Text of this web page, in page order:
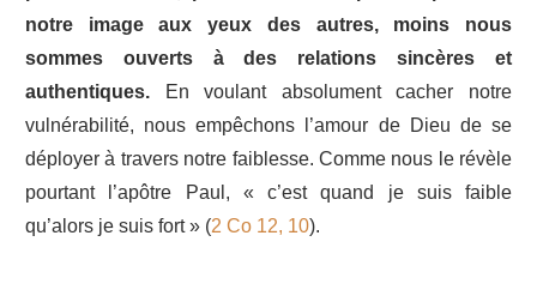
notre image aux yeux des autres, moins nous
sommes ouverts à des relations sincères et
authentiques. En voulant absolument cacher notre
vulnérabilité, nous empêchons l’amour de Dieu de se
déployer à travers notre faiblesse. Comme nous le révèle
pourtant l’apôtre Paul, « c’est quand je suis faible
qu’alors je suis fort » (2 Co 12, 10).